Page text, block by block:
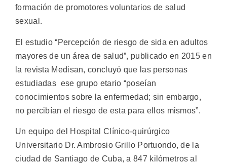
formación de promotores voluntarios de salud
sexual.
El estudio “Percepción de riesgo de sida en adultos
mayores de un área de salud”, publicado en 2015 en
la revista Medisan, concluyó que las personas
estudiadas ese grupo etario “poseían
conocimientos sobre la enfermedad; sin embargo,
no percibían el riesgo de esta para ellos mismos”.
Un equipo del Hospital Clínico-quirúrgico
Universitario Dr. Ambrosio Grillo Portuondo, de la
ciudad de Santiago de Cuba, a 847 kilómetros al